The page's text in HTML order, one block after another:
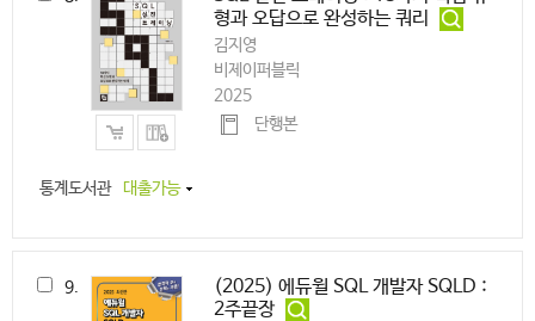
형과 오답으로 완성하는 쿼리
김지영
비제이퍼블릭
2025
단행본
통계도서관 대출가능
9.
(2025) 에듀윌 SQL 개발자 SQLD :
2주끝장